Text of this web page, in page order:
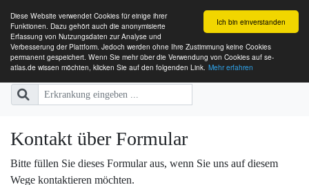
Ich bin einverstanden
Diese Website verwendet Cookies für einige ihrer
Funktionen. Dazu gehört auch die anonymisierte
Erfassung von Nutzungsdaten zur Analyse und
Verbesserung der Plattform. Jedoch werden ohne Ihre Zustimmung keine Cookies
permanent gespeichert. Wenn Sie mehr über die Verwendung von Cookies auf se-
atlas.de wissen möchten, klicken Sie auf den folgenden Link. Mehr erfahren
SE-ATLAS
Versorgungsatlas für Menschen
Kontakt über Formular
Bitte füllen Sie dieses Formular aus, wenn Sie uns auf diesem
Wege kontaktieren möchten.